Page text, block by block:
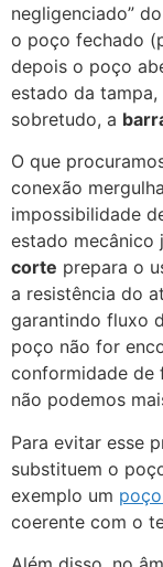
negligenciado”
o poço fechado
depois o poço
estado da tampa,
sobretudo, a
O que
conexão
impossibilidade
estado mecânico
corte prepara o
a resistência do
garantindo fluxo
poço não for
conformidade de
não podemos
Para evitar esse
substituem o
exemplo um
coerente com o